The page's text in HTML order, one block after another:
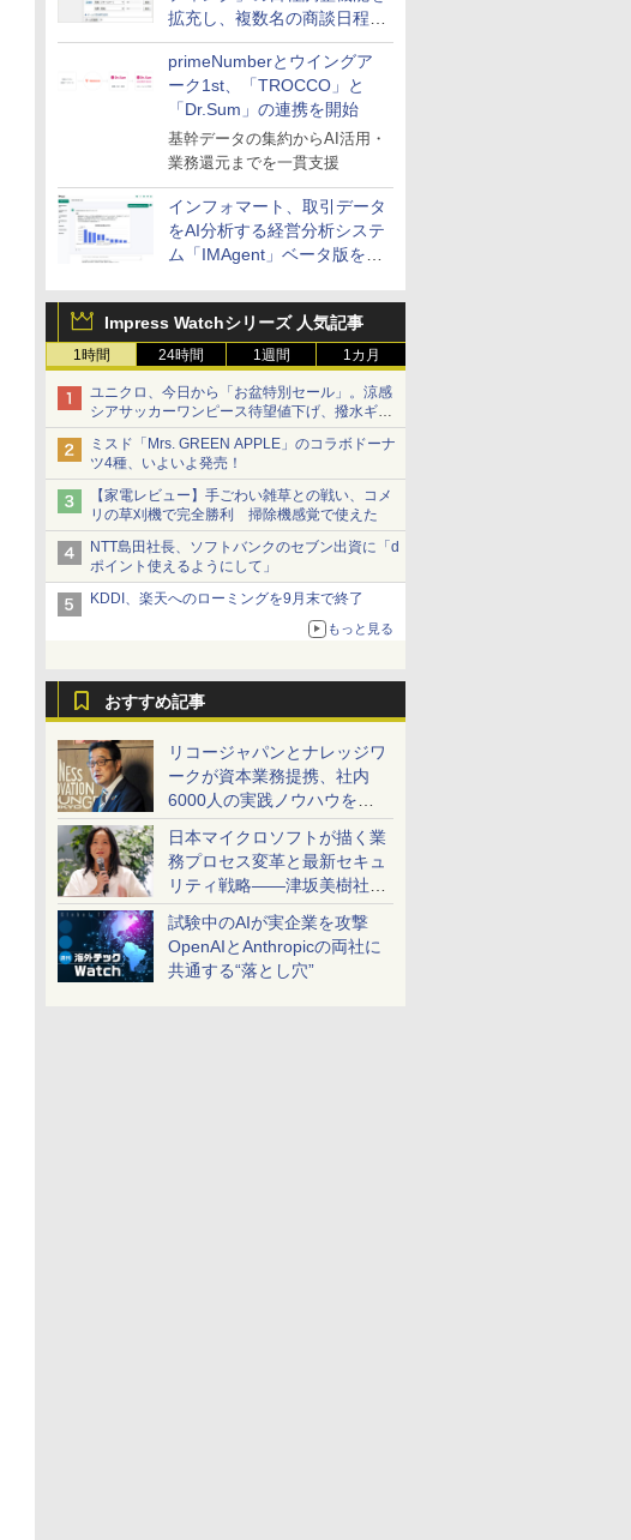
拡充し、複数名の商談日程調
整を効率化
primeNumberとウイングア
ーク1st、「TROCCO」と
「Dr.Sum」の連携を開始
基幹データの集約からAI活用・
業務還元までを一貫支援
インフォマート、取引データ
をAI分析する経営分析システ
ム「IMAgent」ベータ版を提
Impress Watchシリーズ 人気記事
1時間 24時間 1週間 1カ月
ユニクロ、今日から「お盆特別セール」。涼感
シアサッカーワンピース待望値下げ、撥水ギア
ショーツは1990円に
ミスド「Mrs. GREEN APPLE」のコラボドーナ
ツ4種、いよいよ発売！
【家電レビュー】手ごわい雑草との戦い、コメ
リの草刈機で完全勝利 掃除機感覚で使えた
NTT島田社長、ソフトバンクのセブン出資に「d
ポイント使えるようにして」
KDDI、楽天へのローミングを9月末で終了
もっと見る
おすすめ記事
リコージャパンとナレッジワ
ークが資本業務提携、社内
6000人の実践ノウハウを生
かした「AI商談記録 for
RICOH」を展開へ
日本マイクロソフトが描く業
務プロセス変革と最新セキュ
リティ戦略――津坂美樹社長
が2027年度戦略を説明
試験中のAIが実企業を攻撃
OpenAIとAnthropicの両社に
共通する“落とし穴”